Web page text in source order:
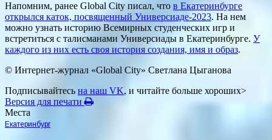
Напомним, ранее Global City писал, что в Екатеринбурге
открылся каток, посвященный Универсиаде-2023. На нем
можно узнать историю Всемирных студенческих игр и
встретиться с талисманами Универсиады в Екатеринбурге. У
каждого из них есть своя история создания, имя и образ.
© Интернет-журнал «Global City» Светлана Цыганова
Подписывайтесь на наш VK, и читайте больше хороших>
Версия для печати
Места
Екатеринбург